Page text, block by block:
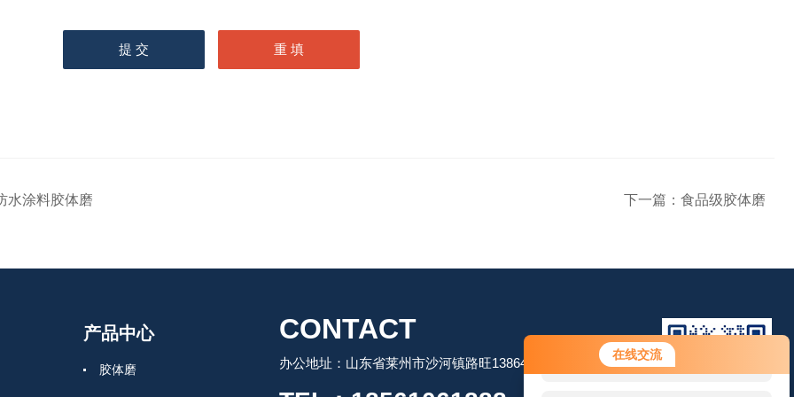
在线交流
您好！欢迎前来咨询，很高兴为您
服务，请问您要咨询什么问题呢？
水涂料胶体磨 下一篇： 食品级胶体磨
产品中心
胶体磨
CONTACT
办公地址：山东省莱州市沙河镇路旺13864506509